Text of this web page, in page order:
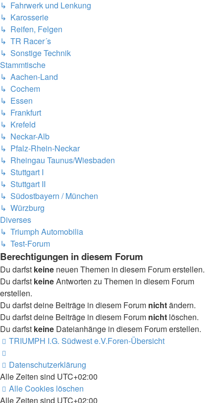
↳ Fahrwerk und Lenkung
↳ Karosserie
↳ Reifen, Felgen
↳ TR Racer´s
↳ Sonstige Technik
Stammtische
↳ Aachen-Land
↳ Cochem
↳ Essen
↳ Frankfurt
↳ Krefeld
↳ Neckar-Alb
↳ Pfalz-Rhein-Neckar
↳ Rheingau Taunus/Wiesbaden
↳ Stuttgart I
↳ Stuttgart II
↳ Südostbayern / München
↳ Würzburg
Diverses
↳ Triumph Automobilia
↳ Test-Forum
Berechtigungen in diesem Forum
Du darfst keine neuen Themen in diesem Forum erstellen.
Du darfst keineAntworten zu Themen in diesem Forum
erstellen.
Du darfst deine Beiträge in diesem Forum nichtändern.
Du darfst deine Beiträge in diesem Forum nicht löschen.
Du darfst keine Dateianhänge in diesem Forum erstellen.
TRIUMPH I.G. Südwest e.V.Foren-Übersicht
Datenschutzerklärung
Alle Zeiten sind UTC+02:00
Alle Cookies löschen
Alle Zeiten sind UTC+02:00